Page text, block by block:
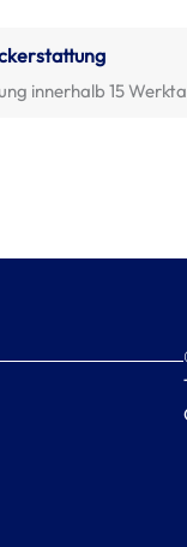
innerhalb 15